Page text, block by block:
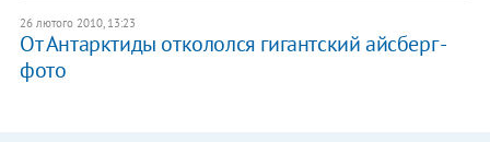
26 лютого 2010, 13:23
От Антарктиды откололся гигантский айсберг -
фото